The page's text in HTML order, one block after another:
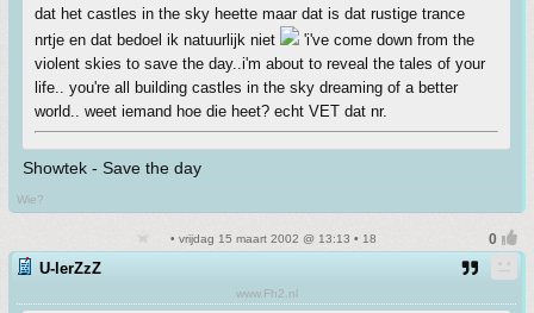
dat het castles in the sky heette maar dat is dat rustige trance
nrtje en dat bedoel ik natuurlijk niet
'i've come down from the
violent skies to save the day..i'm about to reveal the tales of your
life.. you're all building castles in the sky dreaming of a better
world.. weet iemand hoe die heet? echt VET dat nr.
Showtek - Save the day
Wie?
• vrijdag 15 maart 2002 @ 13:13 • 18
U-lerZzZ
www.Fh2.nl